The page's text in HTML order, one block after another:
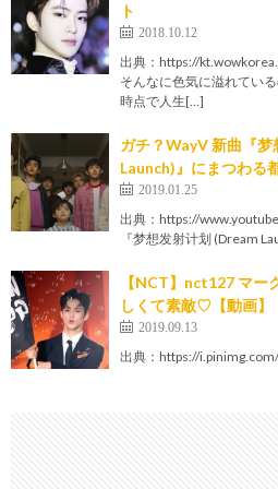
ト
2018.10.12
出典：https://
そんなに色気に溢れてい
時点で人生[…]
ガチ？WayV 新曲『
Launch)』にまつわる
2019.01.25
出典：https://
『梦想发射计划 (Dream
【NCT】nct127 マー
しくて素敵♡【動画】
2019.09.13
出典：https://